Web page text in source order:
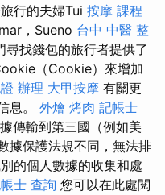
行的夫婦Tui 按摩 課程
，Sueno 台中 中醫 整
尋找錢包的旅行者提供了
（Cookie）來增加
辦理 大甲按摩 有關更
息。 外燴 烤肉 記帳士
傳輸到第三國（例如美
據保護法規不同，無法排
的個人數據的收集和處
士 查詢 您可以在此處閱